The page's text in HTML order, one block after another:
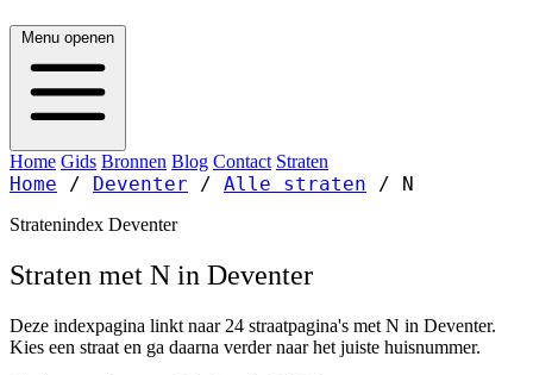
Menu openen
Home Gids Bronnen Blog Contact Straten
Home / Deventer / Alle straten / N
Stratenindex Deventer
Straten met N in Deventer
Deze indexpagina linkt naar 24 straatpagina's met N in Deventer.
Kies een straat en ga daarna verder naar het juiste huisnummer.